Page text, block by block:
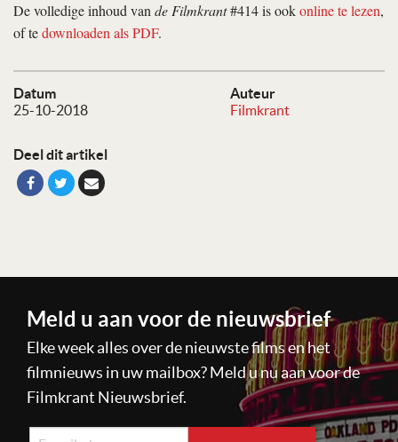
Datum
25-10-2018
Auteur
Filmkrant
Deel dit artikel
De volledige inhoud vande Filmkrant#414 is ookonline te lezen,
of tedownloaden als PDF.
Meld u aan voor de nieuwsbrief
Elke week alles over de nieuwste films en het
filmnieuws in uw mailbox? Meld u nu aan voor de
Filmkrant Nieuwsbrief.